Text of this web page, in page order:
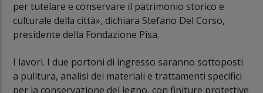
per tutelare e conservare il patrimonio storico e
culturale della città», dichiara Stefano Del Corso,
presidente della Fondazione Pisa.
I lavori. I due portoni di ingresso saranno sottoposti
a pulitura, analisi dei materiali e trattamenti specifici
per la conservazione del legno, con finiture protettive